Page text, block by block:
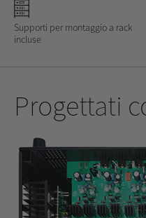
Supporti per montaggio a rack
incluse
Progettati